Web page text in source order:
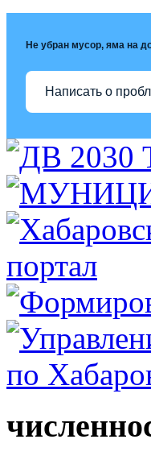
Не убран мусор, яма на
Написать о